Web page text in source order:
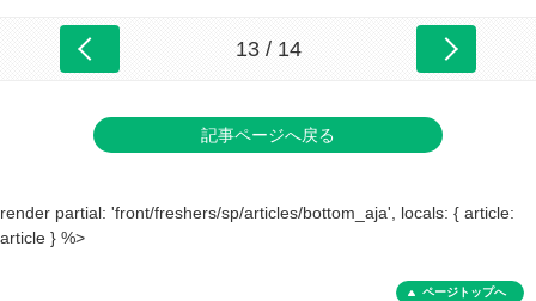
13 / 14
記事ページへ戻る
render partial: 'front/freshers/sp/articles/bottom_aja', locals: { article:
article } %>
ページトップへ